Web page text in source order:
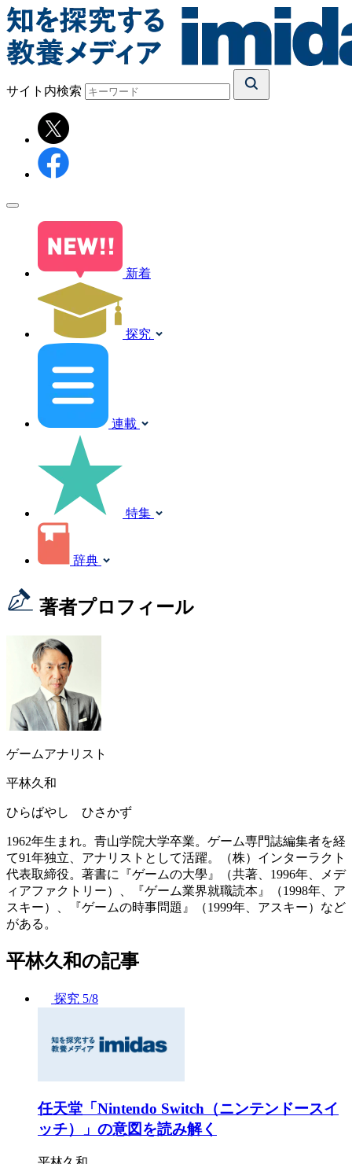
サイト内検索
新着
探究
連載
特集
辞典
著者プロフィール
ゲームアナリスト
平林久和
ひらばやし ひさかず
1962年生まれ。青山学院大学卒業。ゲーム専門誌編集者を経
て91年独立、アナリストとして活躍。（株）インターラクト
代表取締役。著書に『ゲームの大學』（共著、1996年、メデ
ィアファクトリー）、『ゲーム業界就職読本』（1998年、ア
スキー）、『ゲームの時事問題』（1999年、アスキー）など
がある。
平林久和の記事
探究 5/8
任天堂「Nintendo Switch（ニンテンドースイ
ッチ）」の意図を読み解く